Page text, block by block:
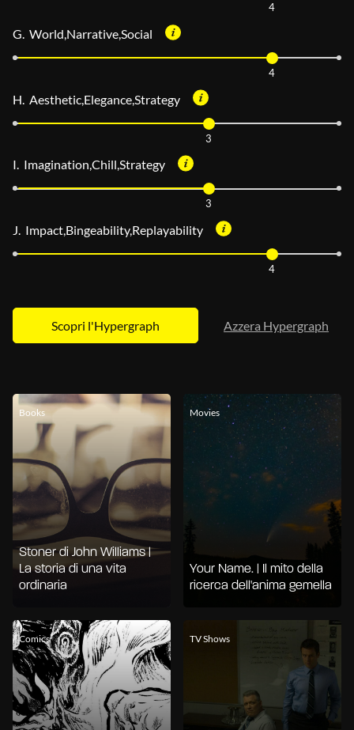
4
G. World,Narrative,Social
4
H. Aesthetic,Elegance,Strategy
3
I. Imagination,Chill,Strategy
3
J. Impact,Bingeability,Replayability
4
Azzera Hypergraph
Books
Stoner di John Williams |
La storia di una vita
ordinaria
Movies
Your Name. | Il mito della
ricerca dell'anima gemella
Comics TV Shows